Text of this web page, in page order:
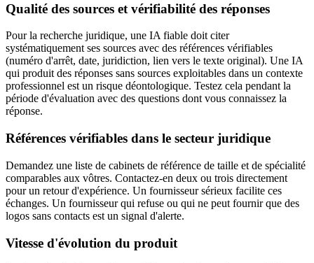
Qualité des sources et vérifiabilité des réponses
Pour la recherche juridique, une IA fiable doit citer
systématiquement ses sources avec des références vérifiables
(numéro d'arrêt, date, juridiction, lien vers le texte original). Une IA
qui produit des réponses sans sources exploitables dans un contexte
professionnel est un risque déontologique. Testez cela pendant la
période d'évaluation avec des questions dont vous connaissez la
réponse.
Références vérifiables dans le secteur juridique
Demandez une liste de cabinets de référence de taille et de spécialité
comparables aux vôtres. Contactez-en deux ou trois directement
pour un retour d'expérience. Un fournisseur sérieux facilite ces
échanges. Un fournisseur qui refuse ou qui ne peut fournir que des
logos sans contacts est un signal d'alerte.
Vitesse d'évolution du produit